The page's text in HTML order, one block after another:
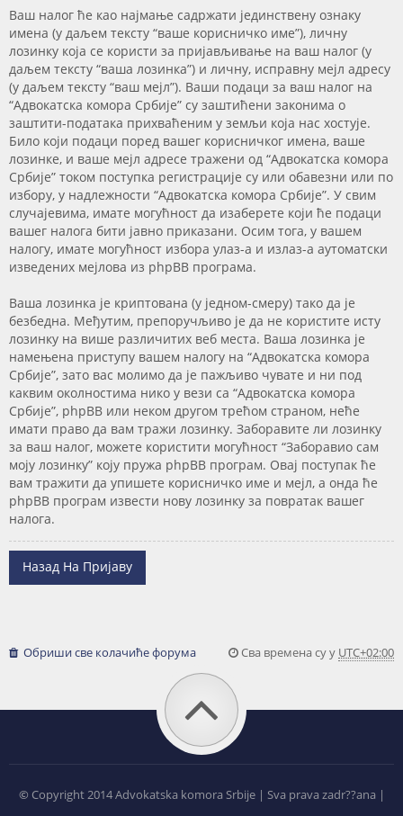
Ваш налог ће као најмање садржати јединствену ознаку
имена (у даљем тексту “ваше корисничко име”), личну
лозинку која се користи за пријављивање на ваш налог (у
даљем тексту “ваша лозинка”) и личну, исправну мејл адресу
(у даљем тексту “ваш мејл”). Ваши подаци за ваш налог на
“Адвокатска комора Србије” су заштићени законима о
заштити-података прихваћеним у земљи која нас хостује.
Било који подаци поред вашег корисничког имена, ваше
лозинке, и ваше мејл адресе тражени од “Адвокатска комора
Србије” током поступка регистрације су или обавезни или по
избору, у надлежности “Адвокатска комора Србије”. У свим
случајевима, имате могућност да изаберете који ће подаци
вашег налога бити јавно приказани. Осим тога, у вашем
налогу, имате могућност избора улаз-а и излаз-а аутоматски
изведених мејлова из phpBB програма.
Ваша лозинка је криптована (у једном-смеру) тако да је
безбедна. Међутим, препоручљиво је да не користите исту
лозинку на више различитих веб места. Ваша лозинка је
намењена приступу вашем налогу на “Адвокатска комора
Србије”, зато вас молимо да је пажљиво чувате и ни под
каквим околностима нико у вези са “Адвокатска комора
Србије”, phpBB или неком другом трећом страном, неће
имати право да вам тражи лозинку. Заборавите ли лозинку
за ваш налог, можете користити могућност “Заборавио сам
моју лозинку” коју пружа phpBB програм. Овај поступак ће
вам тражити да упишете корисничко име и мејл, а онда ће
phpBB програм извести нову лозинку за повратак вашег
налога.
Назад На Пријаву
Обриши све колачиће форума Сва времена су у UTC+02:00
© Copyright 2014 Advokatska komora Srbije | Sva prava zadr??ana |